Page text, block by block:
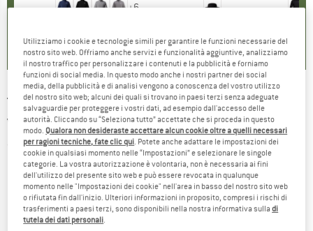
+ 6
THE MOUNTAIN STUDIO -Reversible Light
Vest - Gilet in piumino
(0)
Utilizziamo i cookie e tecnologie simili per garantire le funzioni necessarie del
nostro sito web. Offriamo anche servizi e funzionalità aggiuntive, analizziamo
il nostro traffico per personalizzare i contenuti e la pubblicità e forniamo
funzioni di social media. In questo modo anche i nostri partner dei social
media, della pubblicità e di analisi vengono a conoscenza del vostro utilizzo
del nostro sito web; alcuni dei quali si trovano in paesi terzi senza adeguate
salvaguardie per proteggere i vostri dati, ad esempio dall'accesso delle
autorità. Cliccando su “Seleziona tutto” accettate che si proceda in questo
modo. Qualora non desideraste accettare alcun cookie oltre a quelli necessari
per ragioni tecniche, fate clic qui. Potete anche adattare le impostazioni dei
cookie in qualsiasi momento nelle “Impostazioni” e selezionare le singole
categorie. La vostra autorizzazione è volontaria, non è necessaria ai fini
dell'utilizzo del presente sito web e può essere revocata in qualunque
momento nelle "Impostazioni dei cookie" nell'area in basso del nostro sito web
o rifiutata fin dall'inizio. Ulteriori informazioni in proposito, compresi i rischi di
trasferimenti a paesi terzi, sono disponibili nella nostra informativa sulladi
tutela dei dati personali.